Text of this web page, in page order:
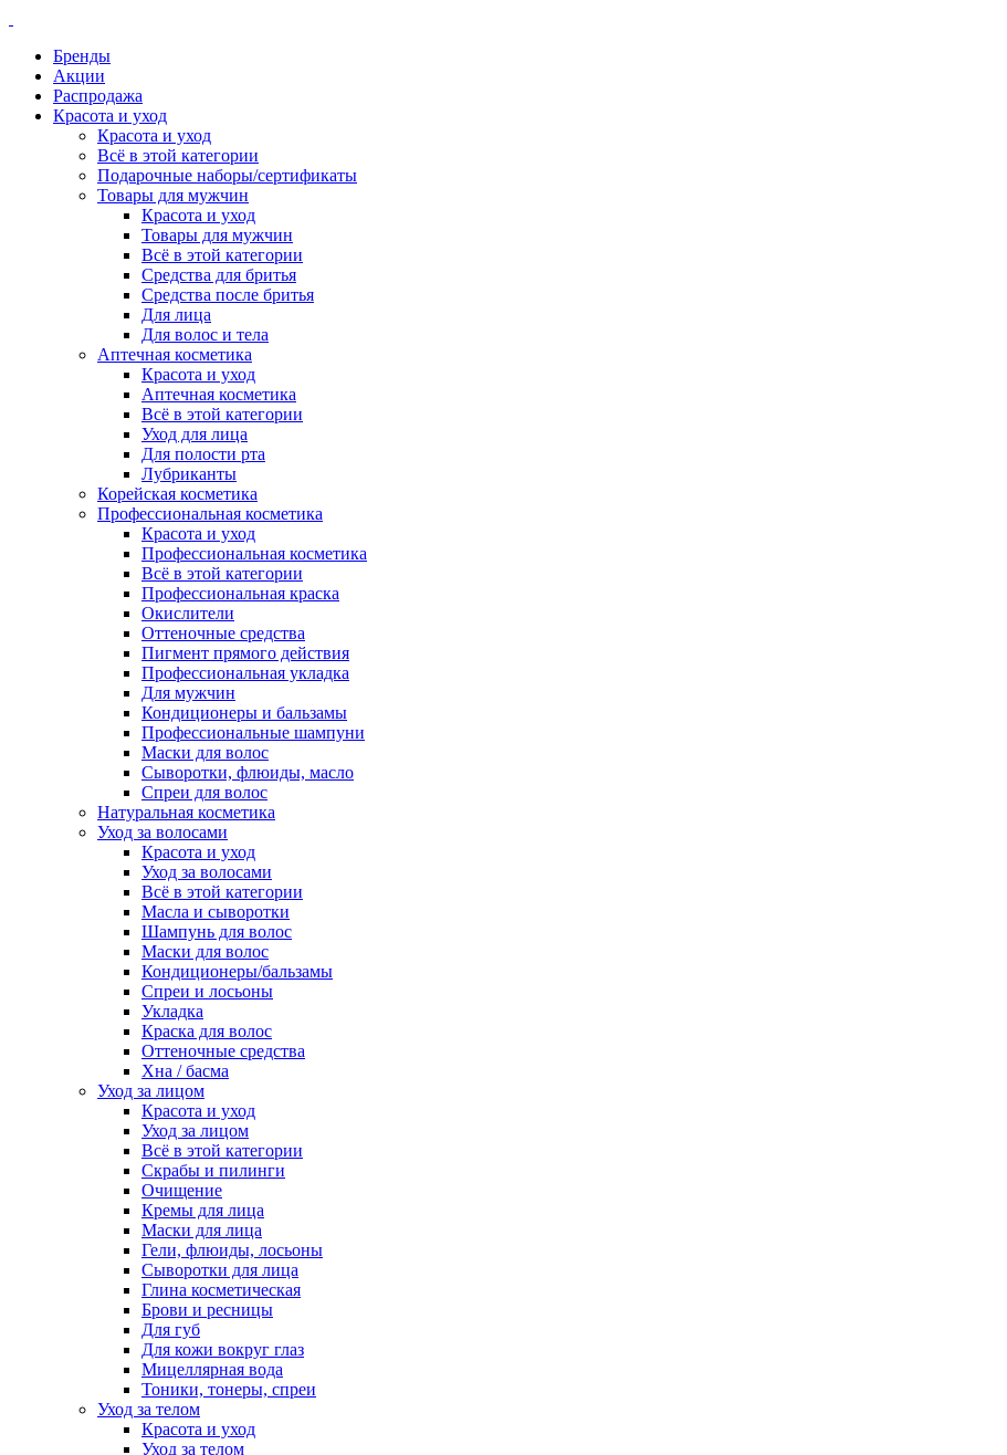
Бренды
Акции
Распродажа
Красота и уход
Красота и уход
Всё в этой категории
Подарочные наборы/сертификаты
Товары для мужчин
Красота и уход
Товары для мужчин
Всё в этой категории
Средства для бритья
Средства после бритья
Для лица
Для волос и тела
Аптечная косметика
Красота и уход
Аптечная косметика
Всё в этой категории
Уход для лица
Для полости рта
Лубриканты
Корейская косметика
Профессиональная косметика
Красота и уход
Профессиональная косметика
Всё в этой категории
Профессиональная краска
Окислители
Оттеночные средства
Пигмент прямого действия
Профессиональная укладка
Для мужчин
Кондиционеры и бальзамы
Профессиональные шампуни
Маски для волос
Сыворотки, флюиды, масло
Спреи для волос
Натуральная косметика
Уход за волосами
Красота и уход
Уход за волосами
Всё в этой категории
Масла и сыворотки
Шампунь для волос
Маски для волос
Кондиционеры/бальзамы
Спреи и лосьоны
Укладка
Краска для волос
Оттеночные средства
Хна / басма
Уход за лицом
Красота и уход
Уход за лицом
Всё в этой категории
Скрабы и пилинги
Очищение
Кремы для лица
Маски для лица
Гели, флюиды, лосьоны
Сыворотки для лица
Глина косметическая
Брови и ресницы
Для губ
Для кожи вокруг глаз
Мицеллярная вода
Тоники, тонеры, спреи
Уход за телом
Красота и уход
Уход за телом